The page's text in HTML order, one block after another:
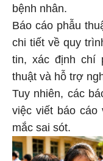
bệnh nhân.
Báo cáo phẫu
chi tiết về quy
tin, xác định chí
thuật và hỗ trợ
Tuy nhiên, các
việc viết báo cáo
mắc sai sót.